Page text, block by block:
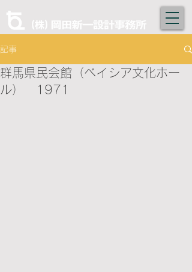
記事
群馬県民会館（ベイシア文化ホー
ル） 1971